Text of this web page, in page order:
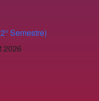
Semestre)
2026